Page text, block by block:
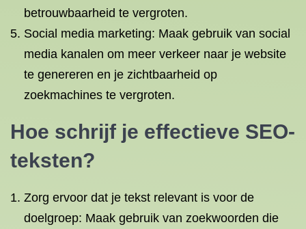
betrouwbaarheid te vergroten.
Social media marketing: Maak gebruik van social
media kanalen om meer verkeer naar je website
te genereren en je zichtbaarheid op
zoekmachines te vergroten.
Hoe schrijf je effectieve SEO-
teksten?
Zorg ervoor dat je tekst relevant is voor de
doelgroep: Maak gebruik van zoekwoorden die